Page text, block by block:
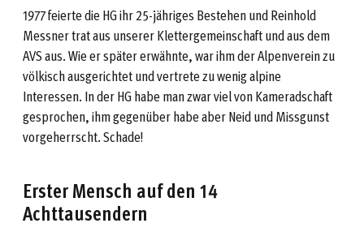
1977 feierte die HG ihr 25-jähriges Bestehen und Reinhold
Messner trat aus unserer Klettergemeinschaft und aus dem
AVS aus. Wie er später erwähnte, war ihm der Alpenverein zu
völkisch ausgerichtet und vertrete zu wenig alpine
Interessen. In der HG habe man zwar viel von Kameradschaft
gesprochen, ihm gegenüber habe aber Neid und Missgunst
vorgeherrscht. Schade!
Erster Mensch auf den 14
Achttausendern